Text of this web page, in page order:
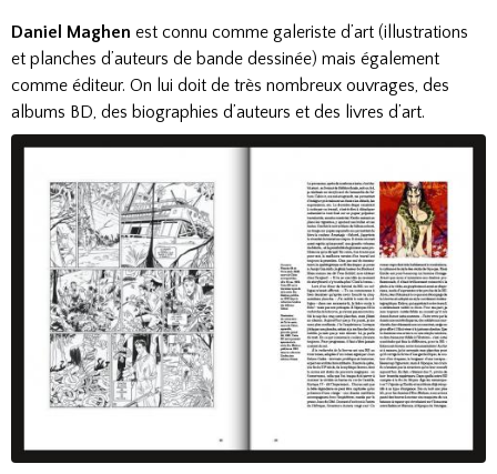
Daniel Maghen est connu comme galeriste d’art (illustrations
et planches d’auteurs de bande dessinée) mais également
comme éditeur. On lui doit de très nombreux ouvrages, des
albums BD, des biographies d’auteurs et des livres d’art.